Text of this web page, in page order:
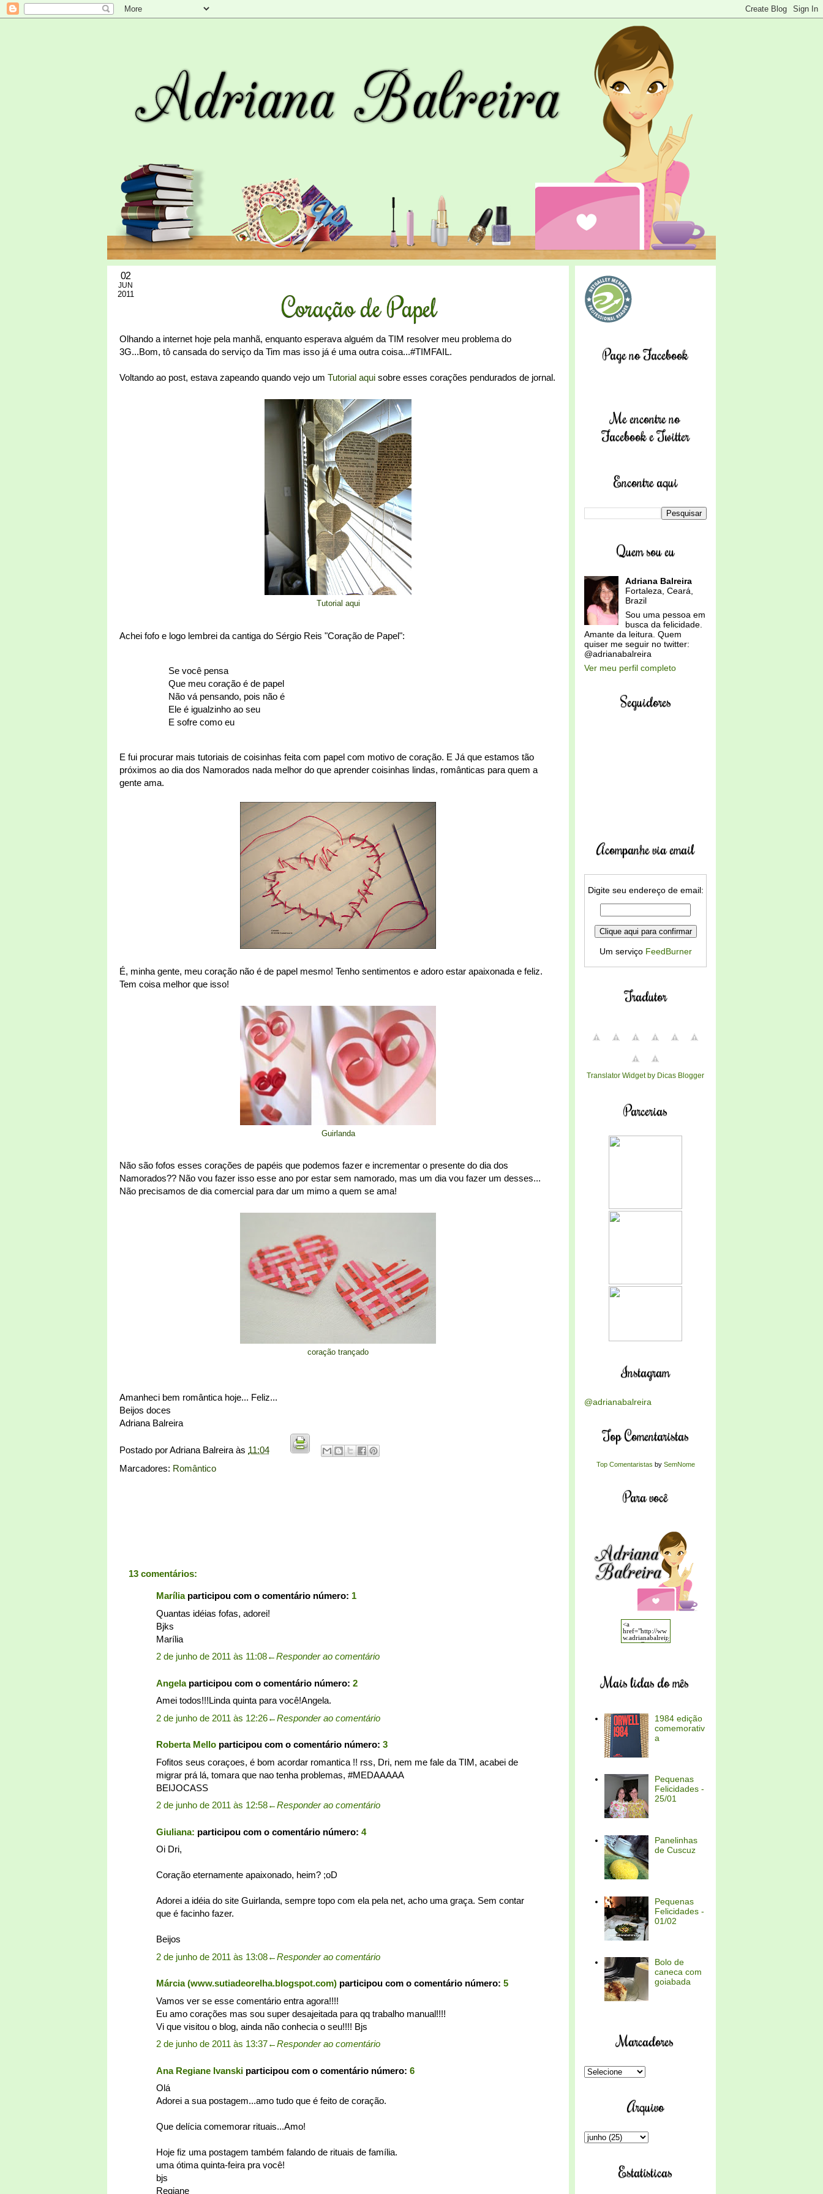
02
JUN
2011 Coração de Papel
Olhando a internet hoje pela manhã, enquanto esperava alguém da TIM resolver meu problema do
3G...Bom, tô cansada do serviço da Tim mas isso já é uma outra coisa...#TIMFAIL.
Voltando ao post, estava zapeando quando vejo um Tutorial aqui sobre esses corações pendurados de jornal.
Tutorial aqui
Achei fofo e logo lembrei da cantiga do Sérgio Reis "Coração de Papel":
Se você pensa
Que meu coração é de papel
Não vá pensando, pois não é
Ele é igualzinho ao seu
E sofre como eu
E fui procurar mais tutoriais de coisinhas feita com papel com motivo de coração. E Já que estamos tão
próximos ao dia dos Namorados nada melhor do que aprender coisinhas lindas, românticas para quem a
gente ama.
É, minha gente, meu coração não é de papel mesmo! Tenho sentimentos e adoro estar apaixonada e feliz.
Tem coisa melhor que isso!
Guirlanda
Não são fofos esses corações de papéis que podemos fazer e incrementar o presente do dia dos
Namorados?? Não vou fazer isso esse ano por estar sem namorado, mas um dia vou fazer um desses...
Não precisamos de dia comercial para dar um mimo a quem se ama!
coração trançado
Amanheci bem romântica hoje... Feliz...
Beijos doces
Adriana Balreira
Postado porAdriana Balreira às 11:04
Marcadores: Romântico
13 comentários:
Maríliaparticipou com o comentário número: 1
Quantas idéias fofas, adorei!
Bjks
Marília
2 de junho de 2011 às 11:08←Responder ao comentário
Angelaparticipou com o comentário número: 2
Amei todos!!!Linda quinta para você!Angela.
2 de junho de 2011 às 12:26←Responder ao comentário
Roberta Mello participou com o comentário número: 3
Fofitos seus coraçoes, é bom acordar romantica !! rss, Dri, nem me fale da TIM, acabei de
migrar prá lá, tomara que nao tenha problemas, #MEDAAAAA
BEIJOCASS
2 de junho de 2011 às 12:58←Responder ao comentário
Giuliana: participou com o comentário número: 4
Oi Dri,
Coração eternamente apaixonado, heim? ;oD
Adorei a idéia do site Guirlanda, sempre topo com ela pela net, acho uma graça. Sem contar
que é facinho fazer.
Beijos
2 de junho de 2011 às 13:08←Responder ao comentário
Márcia (www.sutiadeorelha.blogspot.com) participou com o comentário número: 5
Vamos ver se esse comentário entra agora!!!!
Eu amo corações mas sou super desajeitada para qq trabalho manual!!!!
Vi que visitou o blog, ainda não conhecia o seu!!!! Bjs
2 de junho de 2011 às 13:37←Responder ao comentário
Ana Regiane Ivanski participou com o comentário número: 6
Olá
Adorei a sua postagem...amo tudo que é feito de coração.
Que delícia comemorar rituais...Amo!
Hoje fiz uma postagem também falando de rituais de família.
uma ótima quinta-feira pra você!
bjs
Regiane
Page no Facebook
Me encontre no
Facebook e Twitter
Encontre aqui
Quem sou eu
Adriana Balreira
Fortaleza, Ceará,
Brazil
Sou uma pessoa em
busca da felicidade.
Amante da leitura. Quem
quiser me seguir no twitter:
@adrianabalreira
Ver meu perfil completo
Seguidores
Acompanhe via email
Digite seu endereço de email:
Um serviço FeedBurner
Tradutor
Translator Widget by Dicas Blogger
Parcerias
Instagram
@adrianabalreira
Top Comentaristas
Top Comentaristas by SemNome
Para você
Mais lidas do mês
1984 edição
comemorativ
a
Pequenas
Felicidades -
25/01
Panelinhas
de Cuscuz
Pequenas
Felicidades -
01/02
Bolo de
caneca com
goiabada
Marcadores
Arquivo
Estatísticas